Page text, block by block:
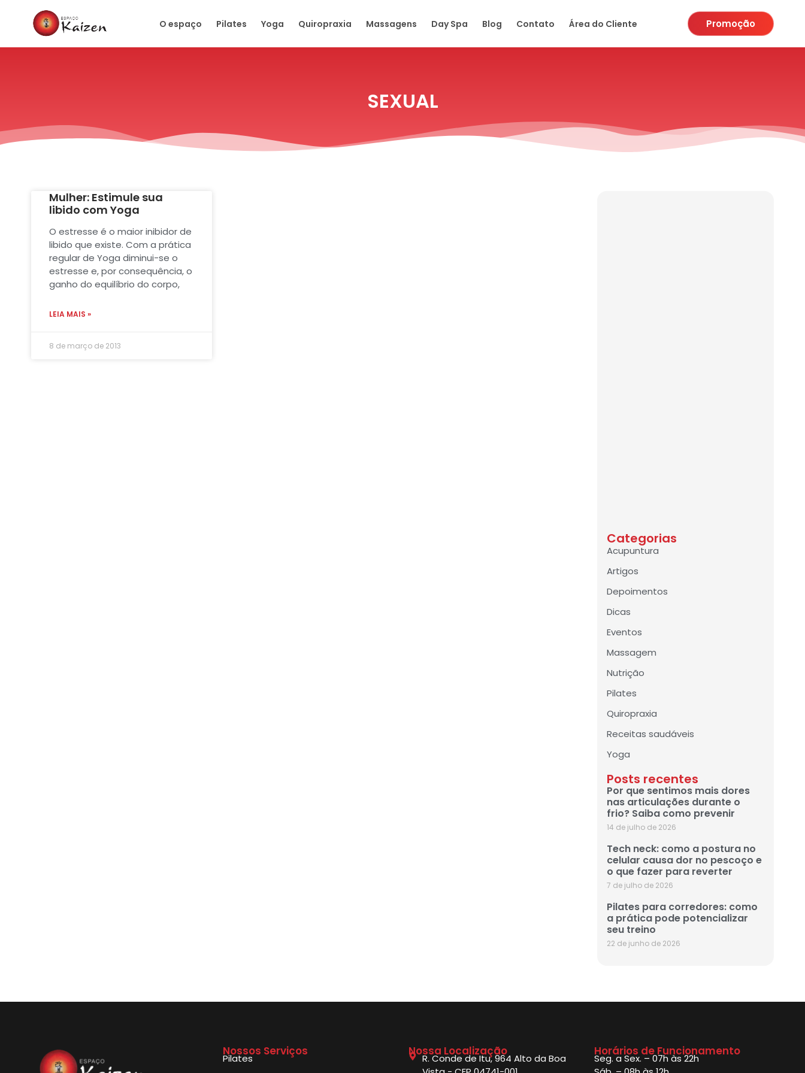
O espaço Pilates Yoga Quiropraxia Massagens Day Spa Blog Contato Área do Cliente Promoção
SEXUAL
Mulher: Estimule sua
libido com Yoga
O estresse é o maior inibidor de
libido que existe. Com a prática
regular de Yoga diminui-se o
estresse e, por consequência, o
ganho do equilíbrio do corpo,
LEIA MAIS »
8 de março de 2013
Categorias
Acupuntura
Artigos
Depoimentos
Dicas
Eventos
Massagem
Nutrição
Pilates
Quiropraxia
Receitas saudáveis
Yoga
Posts recentes
Por que sentimos mais dores
nas articulações durante o
frio? Saiba como prevenir
14 de julho de 2026
Tech neck: como a postura no
celular causa dor no pescoço e
o que fazer para reverter
7 de julho de 2026
Pilates para corredores: como
a prática pode potencializar
seu treino
22 de junho de 2026
Nossos Serviços
Pilates
Nossa Localização
R. Conde de Itu, 964 Alto da Boa
Horários de Funcionamento
Seg. a Sex. – 07h às 22h